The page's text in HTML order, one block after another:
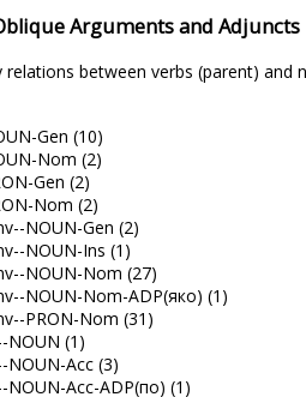
Arguments and Adjuncts
relations between verbs (parent) and
Gen (10)
Nom (2)
Gen (2)
Nom (2)
NOUN-Gen (2)
NOUN-Ins (1)
NOUN-Nom (27)
NOUN-Nom-ADP(яко) (1)
PRON-Nom (31)
NOUN (1)
NOUN-Acc (3)
NOUN-Acc-ADP(по) (1)